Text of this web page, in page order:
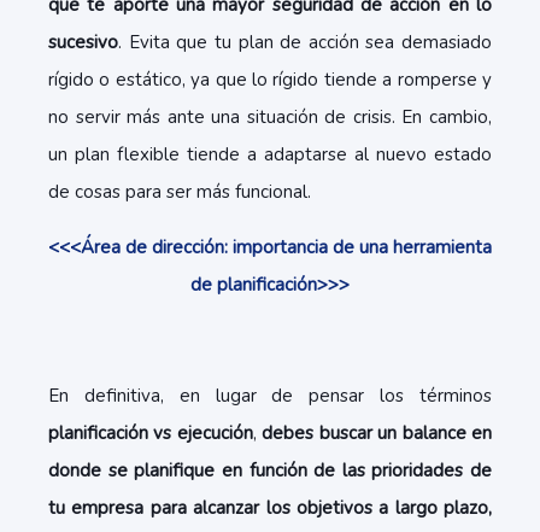
que te aporte una mayor seguridad de acción en lo
sucesivo. Evita que tu plan de acción sea demasiado
rígido o estático, ya que lo rígido tiende a romperse y
no servir más ante una situación de crisis. En cambio,
un plan flexible tiende a adaptarse al nuevo estado
de cosas para ser más funcional.
<<<Área de dirección: importancia de una herramienta
de planificación>>>
En definitiva, en lugar de pensar los términos
planificación vs ejecución,debes buscar un balance en
donde se planifique en función de las prioridades de
tu empresa para alcanzar los objetivos a largo plazo,